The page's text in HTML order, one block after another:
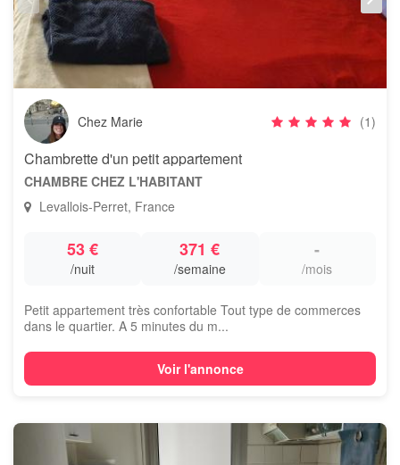
Chez Marie (1)
Chambrette d'un petit appartement
CHAMBRE CHEZ L'HABITANT
Levallois-Perret, France
53 €
/nuit
371 €
/semaine
-
/mois
Petit appartement très confortable Tout type de commerces
dans le quartier. A 5 minutes du m...
Voir l'annonce